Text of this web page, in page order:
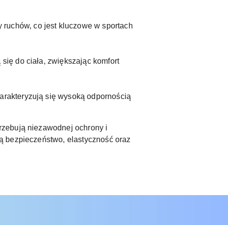
co jest kluczowe w sportach
do ciała, zwiększając komfort
się wysoką odpornością
niezawodnej ochrony i
bezpieczeństwo, elastyczność oraz